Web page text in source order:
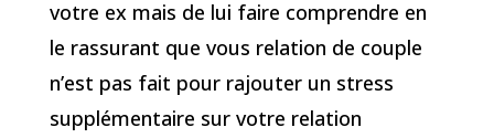
votre ex mais de lui faire comprendre en
le rassurant que vous relation de couple
n’est pas fait pour rajouter un stress
supplémentaire sur votre relation